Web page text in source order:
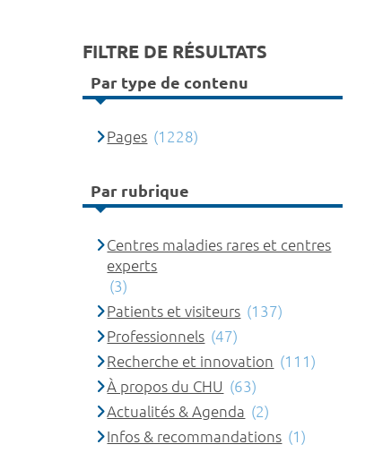
FILTRE DE RÉSULTATS
Par type de contenu
Pages (1228)
Par rubrique
Centres maladies rares et centres
experts
(3)
Patients et visiteurs (137)
Professionnels (47)
Recherche et innovation (111)
À propos du CHU (63)
Actualités & Agenda (2)
Infos & recommandations (1)